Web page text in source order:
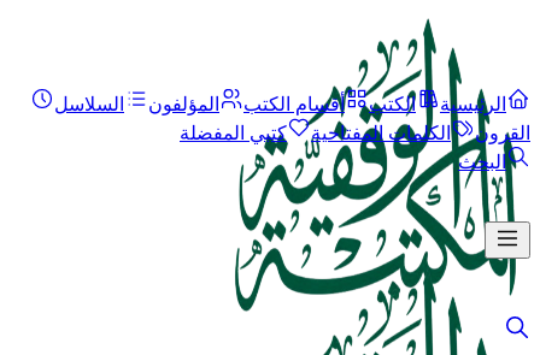
الرئيسية الكتب أقسام الكتب المؤلفون
السلاسل
القرون
الكلمات المفتاحية
كتبي المفضلة
البحث